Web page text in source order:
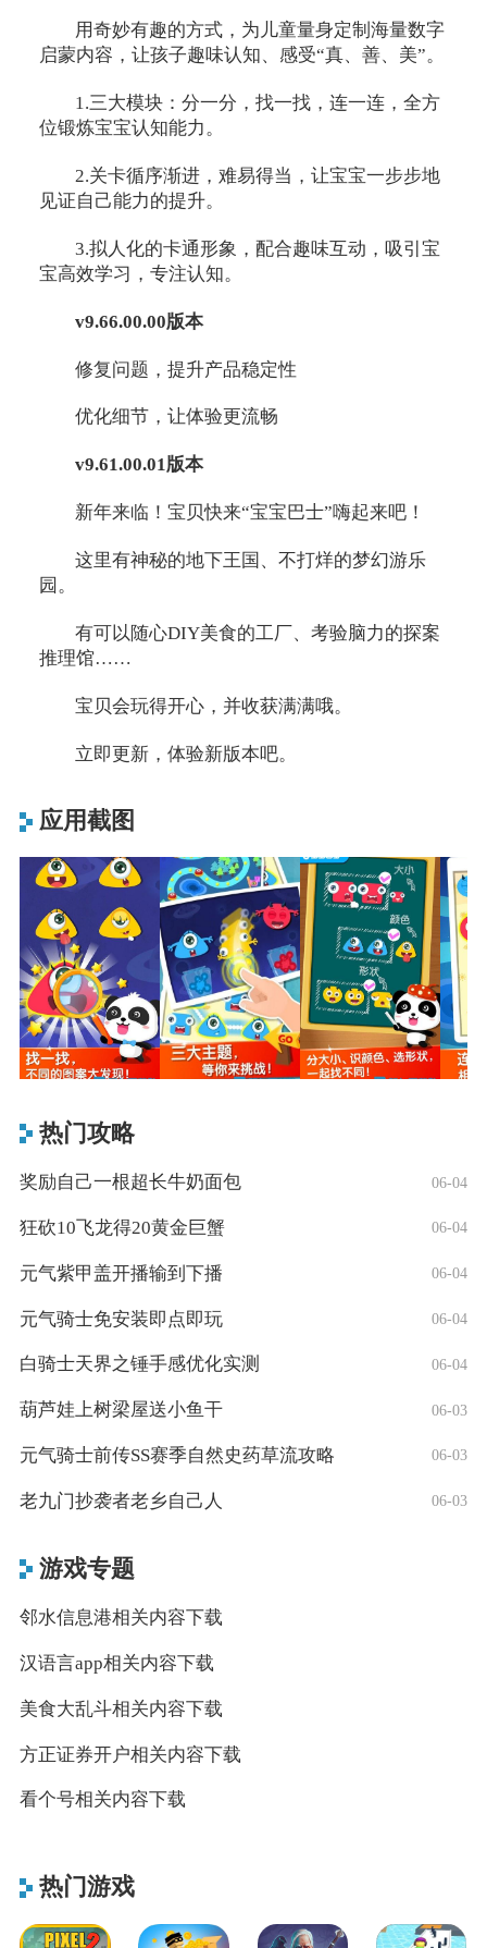
用奇妙有趣的方式，为儿童量身定制海量数字
启蒙内容，让孩子趣味认知、感受“真、善、美”。
1.三大模块：分一分，找一找，连一连，全方
位锻炼宝宝认知能力。
2.关卡循序渐进，难易得当，让宝宝一步步地
见证自己能力的提升。
3.拟人化的卡通形象，配合趣味互动，吸引宝
宝高效学习，专注认知。
v9.66.00.00版本
修复问题，提升产品稳定性
优化细节，让体验更流畅
v9.61.00.01版本
新年来临！宝贝快来“宝宝巴士”嗨起来吧！
这里有神秘的地下王国、不打烊的梦幻游乐
园。
有可以随心DIY美食的工厂、考验脑力的探案
推理馆……
宝贝会玩得开心，并收获满满哦。
立即更新，体验新版本吧。
应用截图
热门攻略
奖励自己一根超长牛奶面包 06-04
狂砍10飞龙得20黄金巨蟹 06-04
元气紫甲盖开播输到下播 06-04
元气骑士免安装即点即玩 06-04
白骑士天界之锤手感优化实测 06-04
葫芦娃上树梁屋送小鱼干 06-03
元气骑士前传SS赛季自然史药草流攻略 06-03
老九门抄袭者老乡自己人 06-03
游戏专题
邻水信息港相关内容下载
汉语言app相关内容下载
美食大乱斗相关内容下载
方正证券开户相关内容下载
看个号相关内容下载
热门游戏